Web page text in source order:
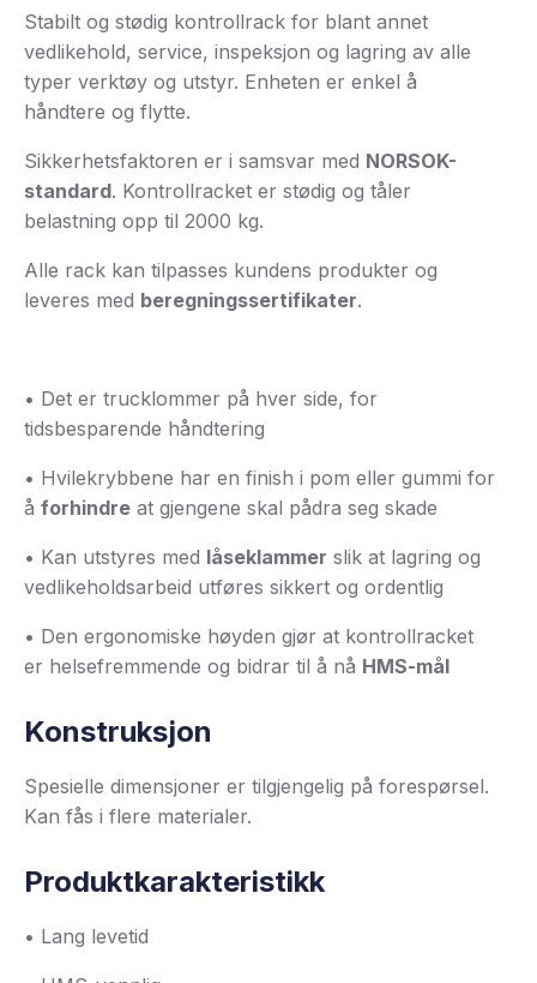
Stabilt og stødig kontrollrack for blant annet
vedlikehold, service, inspeksjon og lagring av alle
typer verktøy og utstyr. Enheten er enkel å
håndtere og flytte.
Sikkerhetsfaktoren er i samsvar med NORSOK-
standard. Kontrollracket er stødig og tåler
belastning opp til 2000 kg.
Alle rack kan tilpasses kundens produkter og
leveres med beregningssertifikater.
• Det er trucklommer på hver side, for
tidsbesparende håndtering
• Hvilekrybbene har en finish i pom eller gummi for
å forhindre at gjengene skal pådra seg skade
• Kan utstyres med låseklammer slik at lagring og
vedlikeholdsarbeid utføres sikkert og ordentlig
• Den ergonomiske høyden gjør at kontrollracket
er helsefremmende og bidrar til å nå HMS-mål
Konstruksjon
Spesielle dimensjoner er tilgjengelig på forespørsel.
Kan fås i flere materialer.
Produktkarakteristikk
• Lang levetid